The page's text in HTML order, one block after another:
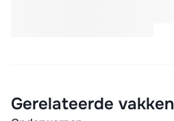
Gerelateerde vakken